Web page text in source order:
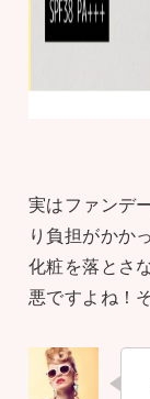
実はファンデ
り負担がかか
化粧を落とさ
悪ですよね！